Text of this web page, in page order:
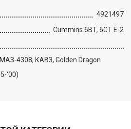
4921497
Cummins 6BT, 6CT E-2
4308, КАВЗ, Golden Dragon
'00)